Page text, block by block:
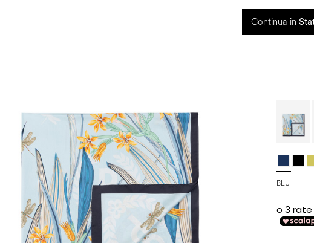
Continua in
2026. Dall'8 al 16 agosto il Servizio Clienti non sarà operativo. Le richieste e gli eventuali
BLU